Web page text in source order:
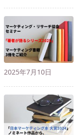
2025年7月10日